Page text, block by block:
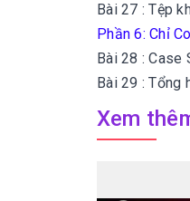
Bài 27 : Tệp
Phần 6: Chỉ
Bài 28 : Case
Bài 29 : Tổng
Xem